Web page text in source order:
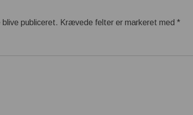
blive publiceret. Krævede felter er markeret med*